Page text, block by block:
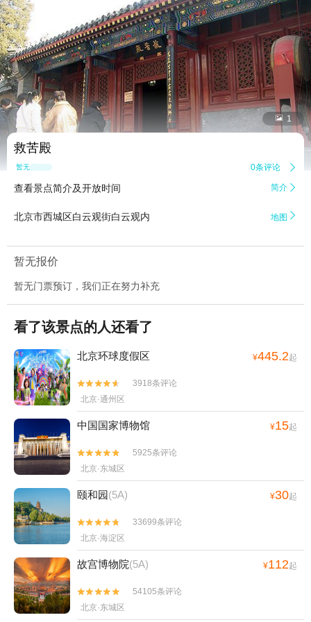
 1
救苦殿
暂无点评 0条评论 
查看景点简介及开放时间 简介 
北京市西城区白云观街白云观内 地图 
暂无报价
暂无门票预订，我们正在努力补充
看了该景点的人还看了
北京环球度假区 ¥445.2起


3918条评论
北京·通州区
中国国家博物馆 ¥15起


5925条评论
北京·东城区
颐和园(5A) ¥30起


33699条评论
北京·海淀区
故宫博物院(5A) ¥112起


54105条评论
北京·东城区
